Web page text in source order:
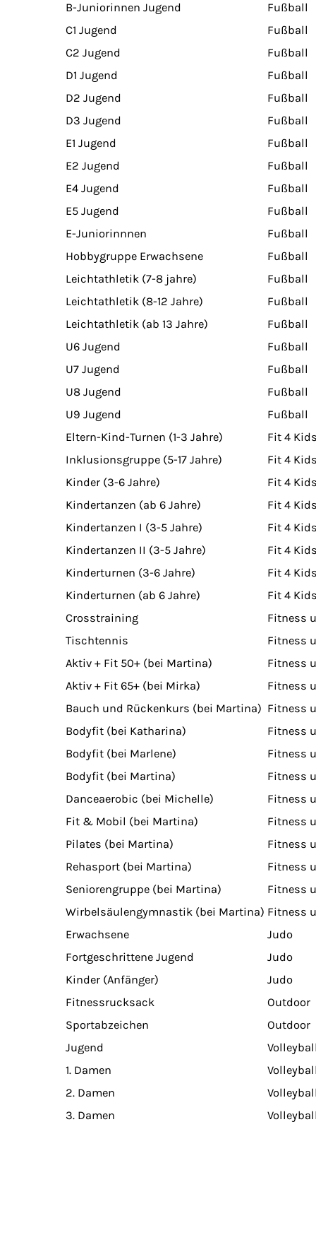
B-Juniorinnen Jugend
Fußball
C1 Jugend
Fußball
C2 Jugend
Fußball
D1 Jugend
Fußball
D2 Jugend
Fußball
D3 Jugend
Fußball
E1 Jugend
Fußball
E2 Jugend
Fußball
E4 Jugend
Fußball
E5 Jugend
Fußball
E-Juniorinnnen
Fußball
Hobbygruppe Erwachsene
Fußball
Leichtathletik (7-8 jahre)
Fußball
Leichtathletik (8-12 Jahre)
Fußball
Leichtathletik (ab 13 Jahre)
Fußball
U6 Jugend
Fußball
U7 Jugend
Fußball
U8 Jugend
Fußball
U9 Jugend
Fußball
Eltern-Kind-Turnen (1-3 Jahre)
Fit 4 Kids
Inklusionsgruppe (5-17 Jahre)
Fit 4 Kids
Kinder (3-6 Jahre)
Fit 4 Kids
Kindertanzen (ab 6 Jahre)
Fit 4 Kids
Kindertanzen I (3-5 Jahre)
Fit 4 Kids
Kindertanzen II (3-5 Jahre)
Fit 4 Kids
Kinderturnen (3-6 Jahre)
Fit 4 Kids
Kinderturnen (ab 6 Jahre)
Fit 4 Kids
Crosstraining
Fitness
Tischtennis
Fitness
Aktiv + Fit 50+ (bei Martina)
Fitness
Aktiv + Fit 65+ (bei Mirka)
Fitness
Bauch und Rückenkurs (bei Martina) Fitness
Bodyfit (bei Katharina)
Fitness
Bodyfit (bei Marlene)
Fitness
Bodyfit (bei Martina)
Fitness
Danceaerobic (bei Michelle)
Fitness
Fit & Mobil (bei Martina)
Fitness
Pilates (bei Martina)
Fitness
Rehasport (bei Martina)
Fitness
Seniorengruppe (bei Martina)
Fitness
Wirbelsäulengymnastik (bei Martina) Fitness
Erwachsene
Judo
Fortgeschrittene Jugend
Judo
Kinder (Anfänger)
Judo
Fitnessrucksack
Outdoor
Sportabzeichen
Outdoor
Jugend
Volleyball
1. Damen
Volleyball
2. Damen
Volleyball
3. Damen
Volleyball